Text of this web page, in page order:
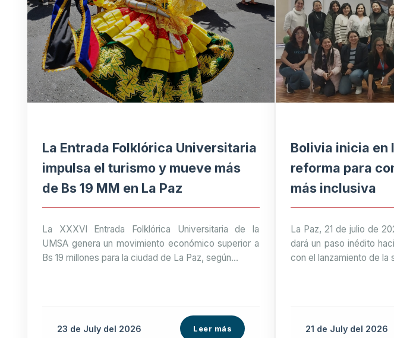
La Entrada Folklórica Universitaria
impulsa el turismo y mueve más
de Bs 19 MM en La Paz
La XXXVI Entrada Folklórica Universitaria de la
UMSA genera un movimiento económico superior a
Bs 19 millones para la ciudad de La Paz, según...
23 de July del 2026 Leer más
Bolivia inicia en
reforma para
más inclusiva
La Paz, 21 de julio de
dará un paso inédito
con el lanzamiento de la
21 de July del 2026